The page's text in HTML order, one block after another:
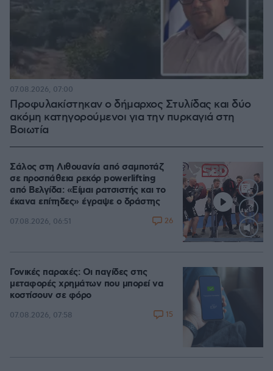
Προφυλακίστηκαν ο δήμαρχος Στυλίδας και δύο
ακόμη κατηγορούμενοι για την πυρκαγιά στη
Βοιωτία
07.08.2026, 07:00
Loaded
Σάλος στη Λιθουανία από σαμποτάζ
σε προσπάθεια ρεκόρ powerlifting
από Βελγίδα: «Είμαι ρατσιστής και το
έκανα επίτηδες» έγραψε ο δράστης
07.08.2026, 06:51 26
Γονικές παροχές: Οι παγίδες στις
μεταφορές χρημάτων που μπορεί να
κοστίσουν σε φόρο
07.08.2026, 07:58 15